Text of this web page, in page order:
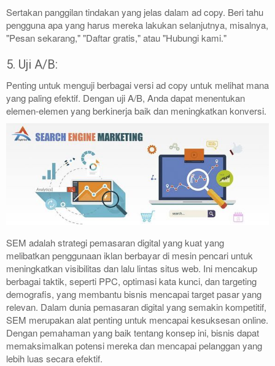
Sertakan panggilan tindakan yang jelas dalam ad copy. Beri tahu
pengguna apa yang harus mereka lakukan selanjutnya, misalnya,
"Pesan sekarang," "Daftar gratis," atau "Hubungi kami."
5. Uji A/B:
Penting untuk menguji berbagai versi ad copy untuk melihat mana
yang paling efektif. Dengan uji A/B, Anda dapat menentukan
elemen-elemen yang berkinerja baik dan meningkatkan konversi.
SEM adalah strategi pemasaran digital yang kuat yang
melibatkan penggunaan iklan berbayar di mesin pencari untuk
meningkatkan visibilitas dan lalu lintas situs web. Ini mencakup
berbagai taktik, seperti PPC, optimasi kata kunci, dan targeting
demografis, yang membantu bisnis mencapai target pasar yang
relevan. Dalam dunia pemasaran digital yang semakin kompetitif,
SEM merupakan alat penting untuk mencapai kesuksesan online.
Dengan pemahaman yang baik tentang konsep ini, bisnis dapat
memaksimalkan potensi mereka dan mencapai pelanggan yang
lebih luas secara efektif.